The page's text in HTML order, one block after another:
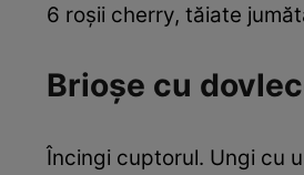
6 roşii cherry, tăiate
Brioşe cu
Încingi cuptorul. Ungi cu